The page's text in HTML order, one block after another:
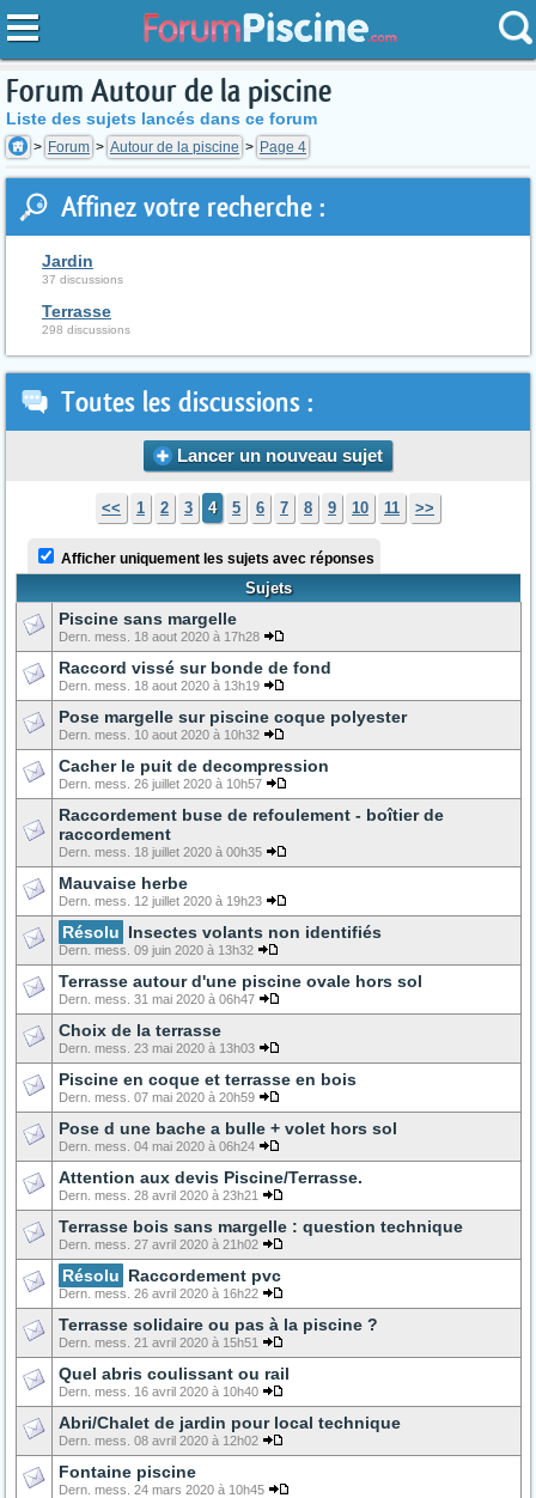
Forum Autour de la piscine
Liste des sujets lancés dans ce forum
Forum Autour de la piscine Page 4
Affinez votre recherche :
Jardin
37 discussions
Terrasse
298 discussions
Toutes les discussions :
Lancer un nouveau sujet
<< 1 2 3 4 5 6 7 8 9 10 11 >>
Afficher uniquement les sujets avec réponses
Sujets
Piscine sans margelle
Dern. mess. 18 aout 2020 à 17h28
Raccord vissé sur bonde de fond
Dern. mess. 18 aout 2020 à 13h19
Pose margelle sur piscine coque polyester
Dern. mess. 10 aout 2020 à 10h32
Cacher le puit de decompression
Dern. mess. 26 juillet 2020 à 10h57
Raccordement buse de refoulement - boîtier de
raccordement
Dern. mess. 18 juillet 2020 à 00h35
Mauvaise herbe
Dern. mess. 12 juillet 2020 à 19h23
Résolu Insectes volants non identifiés
Dern. mess. 09 juin 2020 à 13h32
Terrasse autour d'une piscine ovale hors sol
Dern. mess. 31 mai 2020 à 06h47
Choix de la terrasse
Dern. mess. 23 mai 2020 à 13h03
Piscine en coque et terrasse en bois
Dern. mess. 07 mai 2020 à 20h59
Pose d une bache a bulle + volet hors sol
Dern. mess. 04 mai 2020 à 06h24
Attention aux devis Piscine/Terrasse.
Dern. mess. 28 avril 2020 à 23h21
Terrasse bois sans margelle : question technique
Dern. mess. 27 avril 2020 à 21h02
Résolu Raccordement pvc
Dern. mess. 26 avril 2020 à 16h22
Terrasse solidaire ou pas à la piscine ?
Dern. mess. 21 avril 2020 à 15h51
Quel abris coulissant ou rail
Dern. mess. 16 avril 2020 à 10h40
Abri/Chalet de jardin pour local technique
Dern. mess. 08 avril 2020 à 12h02
Fontaine piscine
Dern. mess. 24 mars 2020 à 10h45